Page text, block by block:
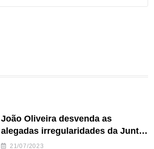
João Oliveira desvenda as
alegadas irregularidades da Junta
de Freguesia S. João de Ver
21/07/2023